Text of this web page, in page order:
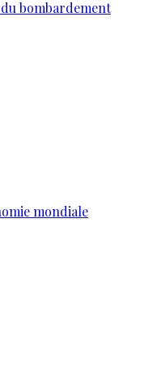
bombardement
mondiale